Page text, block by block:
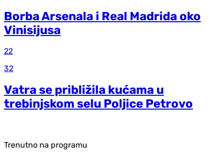
Borba Arsenala i Real Madrida oko
Vinisijusa
22
32
Vatra se približila kućama u
trebinjskom selu Poljice Petrovo
Trenutno na programu